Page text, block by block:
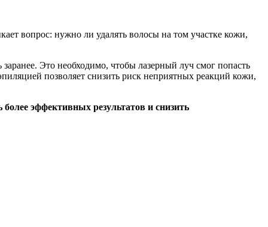
вопрос: нужно ли удалять волосы на том участке кожи,
Это необходимо, чтобы лазерный луч смог попасть
позволяет снизить риск неприятных реакций кожи,
эффективных результатов и снизить